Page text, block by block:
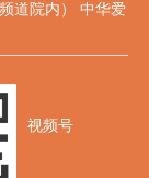
道院内） 中华爱
视频号